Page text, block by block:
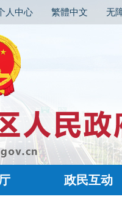
人中心 繁體中文 无
政民互动